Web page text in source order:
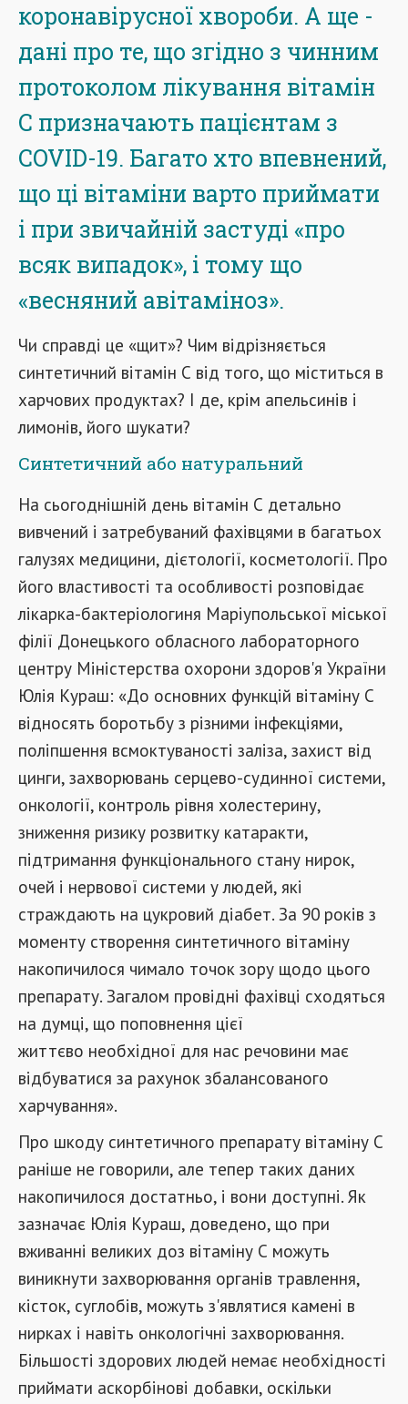
коронавірусної хвороби. А ще -
дані про те, що згідно з чинним
протоколом лікування вітамін
С призначають пацієнтам з
COVID-19. Багато хто впевнений,
що ці вітаміни варто приймати
і при звичайній застуді «про
всяк випадок», і тому що
«весняний авітаміноз».
Чи справді це «щит»? Чим відрізняється
синтетичний вітамін С від того, що міститься в
харчових продуктах? І де, крім апельсинів і
лимонів, його шукати?
Синтетичний або натуральний
На сьогоднішній день вітамін С детально
вивчений і затребуваний фахівцями в багатьох
галузях медицини, дієтології, косметології. Про
його властивості та особливості розповідає
лікарка-бактеріологиня Маріупольської міської
філії Донецького обласного лабораторного
центру Міністерства охорони здоров'я України
Юлія Кураш: «До основних функцій вітаміну С
відносять боротьбу з різними інфекціями,
поліпшення всмоктуваності заліза, захист від
цинги, захворювань серцево-судинної системи,
онкології, контроль рівня холестерину,
зниження ризику розвитку катаракти,
підтримання функціонального стану нирок,
очей і нервової системи у людей, які
страждають на цукровий діабет. За 90 років з
моменту створення синтетичного вітаміну
накопичилося чимало точок зору щодо цього
препарату. Загалом провідні фахівці сходяться
на думці, що поповнення цієї
життєво необхідної для нас речовини має
відбуватися за рахунок збалансованого
харчування».
Про шкоду синтетичного препарату вітаміну С
раніше не говорили, але тепер таких даних
накопичилося достатньо, і вони доступні. Як
зазначає Юлія Кураш, доведено, що при
вживанні великих доз вітаміну С можуть
виникнути захворювання органів травлення,
кісток, суглобів, можуть з'являтися камені в
нирках і навіть онкологічні захворювання.
Більшості здорових людей немає необхідності
приймати аскорбінові добавки, оскільки